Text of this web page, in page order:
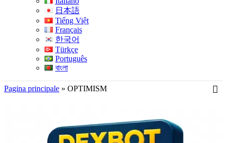
日本語
Tiếng Việt
Français
한국어
Türkçe
Português
বাংলা
Pagina principale » OPTIMISM